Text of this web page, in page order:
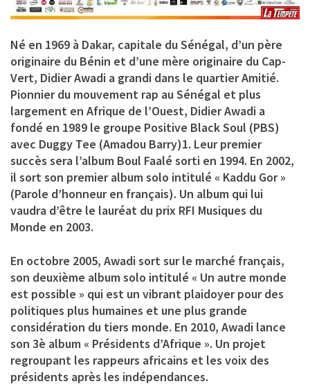
Né en 1969 à Dakar, capitale du Sénégal, d’un père
originaire du Bénin et d’une mère originaire du Cap-
Vert, Didier Awadi a grandi dans le quartier Amitié.
Pionnier du mouvement rap au Sénégal et plus
largement en Afrique de l’Ouest, Didier Awadi a
fondé en 1989 le groupe Positive Black Soul (PBS)
avec Duggy Tee (Amadou Barry)1. Leur premier
succès sera l’album Boul Faalé sorti en 1994. En 2002,
il sort son premier album solo intitulé « Kaddu Gor »
(Parole d’honneur en français). Un album qui lui
vaudra d’être le lauréat du prix RFI Musiques du
Monde en 2003.
En octobre 2005, Awadi sort sur le marché français,
son deuxième album solo intitulé « Un autre monde
est possible » qui est un vibrant plaidoyer pour des
politiques plus humaines et une plus grande
considération du tiers monde. En 2010, Awadi lance
son 3è album « Présidents d’Afrique ». Un projet
regroupant les rappeurs africains et les voix des
présidents après les indépendances.